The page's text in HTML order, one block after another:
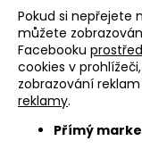
Pokud si nepřejete
můžete
Facebooku
cookies v
zobrazování
reklamy.
Přímý